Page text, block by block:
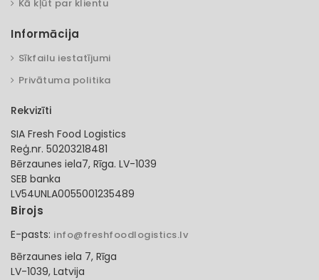
Kā kļūt par klientu
Informācija
Sīkfailu iestatījumi
Privātuma politika
Rekvizīti
SIA Fresh Food Logistics
Reģ.nr. 50203218481
Bērzaunes iela7, Rīga. LV-1039
SEB banka
LV54UNLA0055001235489
Birojs
E-pasts: info@freshfoodlogistics.lv
Bērzaunes iela 7, Rīga
LV-1039, Latvija